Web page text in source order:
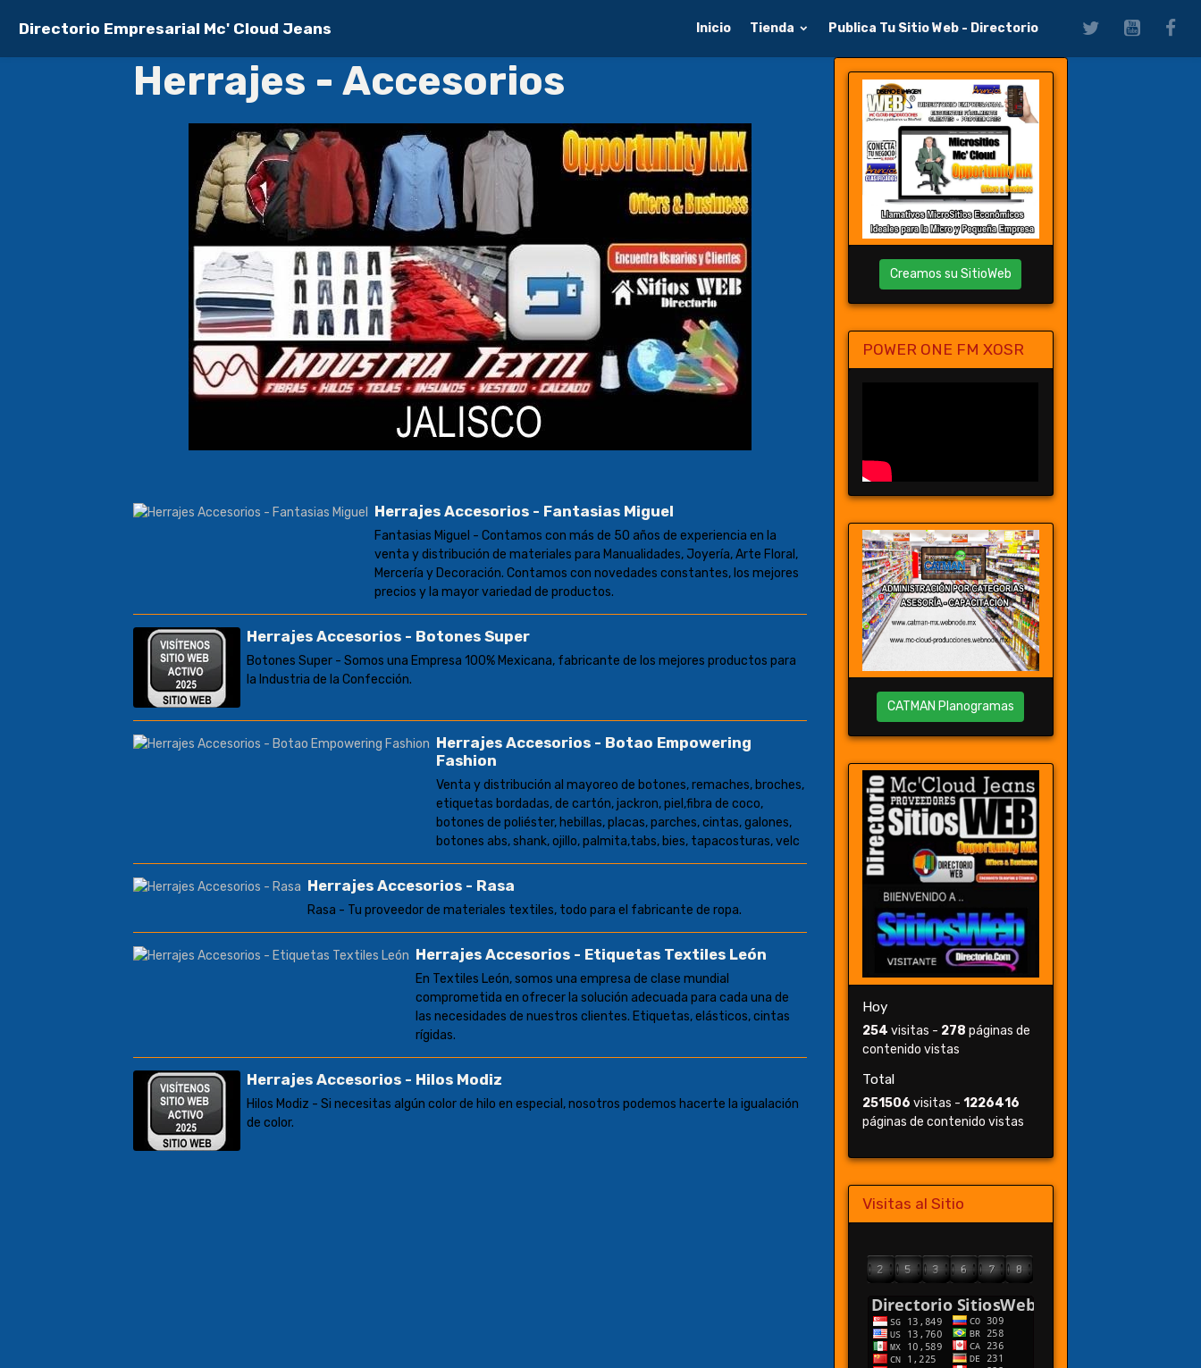
Directorio Empresarial Mc' Cloud Jeans Inicio Tienda Publica Tu Sitio Web - Directorio
Herrajes - Accesorios
Herrajes Accesorios - Fantasias Miguel
Fantasias Miguel - Contamos con más de 50 años de experiencia en la
venta y distribución de materiales para Manualidades, Joyería, Arte Floral,
Mercería y Decoración. Contamos con novedades constantes, los mejores
precios y la mayor variedad de productos.
Herrajes Accesorios - Botones Super
Botones Super - Somos una Empresa 100% Mexicana, fabricante de los mejores productos para
la Industria de la Confección.
Herrajes Accesorios - Botao Empowering
Fashion
Venta y distribución al mayoreo de botones, remaches, broches,
etiquetas bordadas, de cartón, jackron, piel,fibra de coco,
botones de poliéster, hebillas, placas, parches, cintas, galones,
botones abs, shank, ojillo, palmita,tabs, bies, tapacosturas, velc
Herrajes Accesorios - Rasa
Rasa - Tu proveedor de materiales textiles, todo para el fabricante de ropa.
Herrajes Accesorios - Etiquetas Textiles León
En Textiles León, somos una empresa de clase mundial
comprometida en ofrecer la solución adecuada para cada una de
las necesidades de nuestros clientes. Etiquetas, elásticos, cintas
rígidas.
Herrajes Accesorios - Hilos Modiz
Hilos Modiz - Si necesitas algún color de hilo en especial, nosotros podemos hacerte la igualación
de color.
Creamos su SitioWeb
POWER ONE FM XOSR
CATMAN Planogramas
Hoy
254 visitas - 278 páginas de
contenido vistas
Total
251506 visitas -1226416
páginas de contenido vistas
Visitas al Sitio